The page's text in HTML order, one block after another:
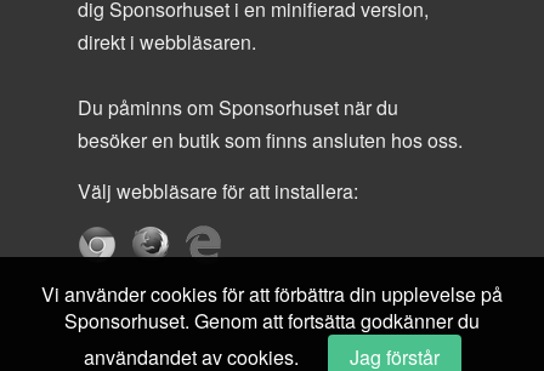
dig Sponsorhuset i en minifierad version,
direkt i webbläsaren.
Du påminns om Sponsorhuset när du
besöker en butik som finns ansluten hos oss.
Välj webbläsare för att installera:
Vi använder cookies för att förbättra din upplevelse på
Sponsorhuset. Genom att fortsätta godkänner du
användandet av cookies.
Jag förstår